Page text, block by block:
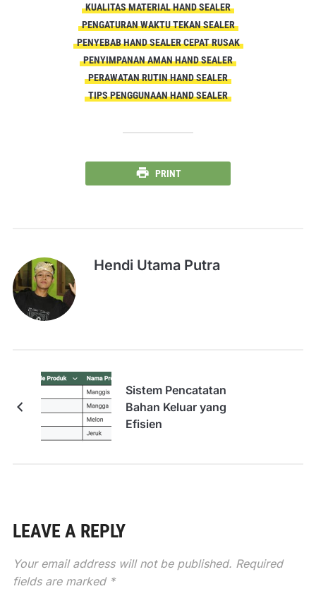
KUALITAS MATERIAL HAND SEALER
PENGATURAN WAKTU TEKAN SEALER
PENYEBAB HAND SEALER CEPAT RUSAK
PENYIMPANAN AMAN HAND SEALER
PERAWATAN RUTIN HAND SEALER
TIPS PENGGUNAAN HAND SEALER
PRINT
Hendi Utama Putra
Sistem Pencatatan
Bahan Keluar yang
Efisien
LEAVE A REPLY
Your email address will not be published. Required
fields are marked *